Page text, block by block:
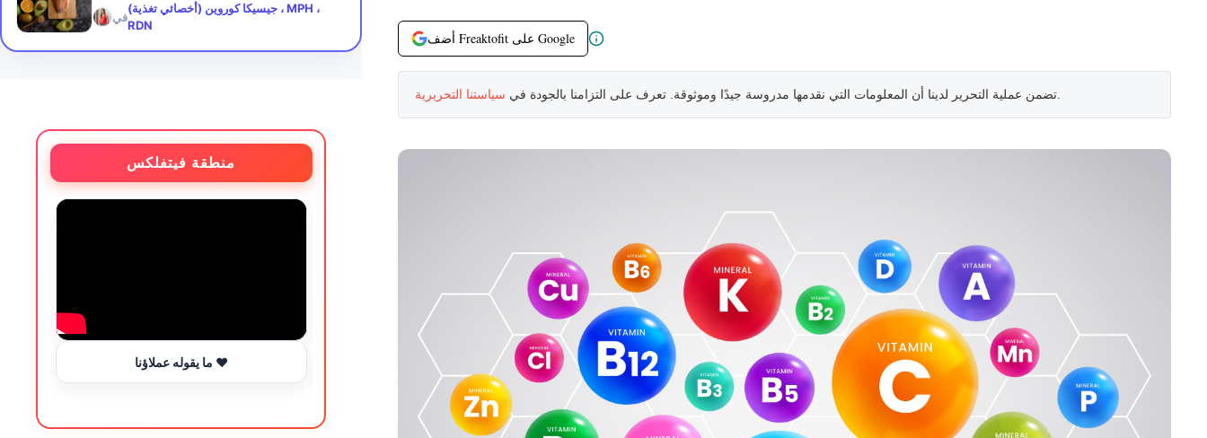
أضف Freaktofit على Google
تضمن عملية التحرير لدينا أن المعلومات التي نقدمها مدروسة جيدًا وموثوقة. تعرف على التزامنا بالجودة في سياستنا التحريرية
في
جيسيكا كوروين (أخصائي تغذية) ، MPH ،
RDN
منطقة فيتفلكس
ما يقوله عملاؤنا ❤️ الوقت المناسب لممارسة التمارين 🔥 مايك تايسون دفع ما يصل 💪 تمارين القلب أو الوزن 🌙